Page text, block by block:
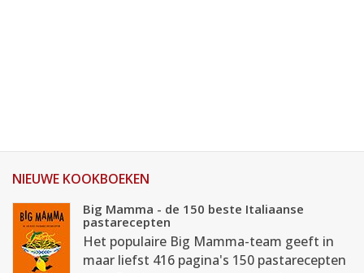
NIEUWE KOOKBOEKEN
Big Mamma - de 150 beste Italiaanse
pastarecepten
Het populaire Big Mamma-team geeft in
maar liefst 416 pagina's 150 pastarecepten